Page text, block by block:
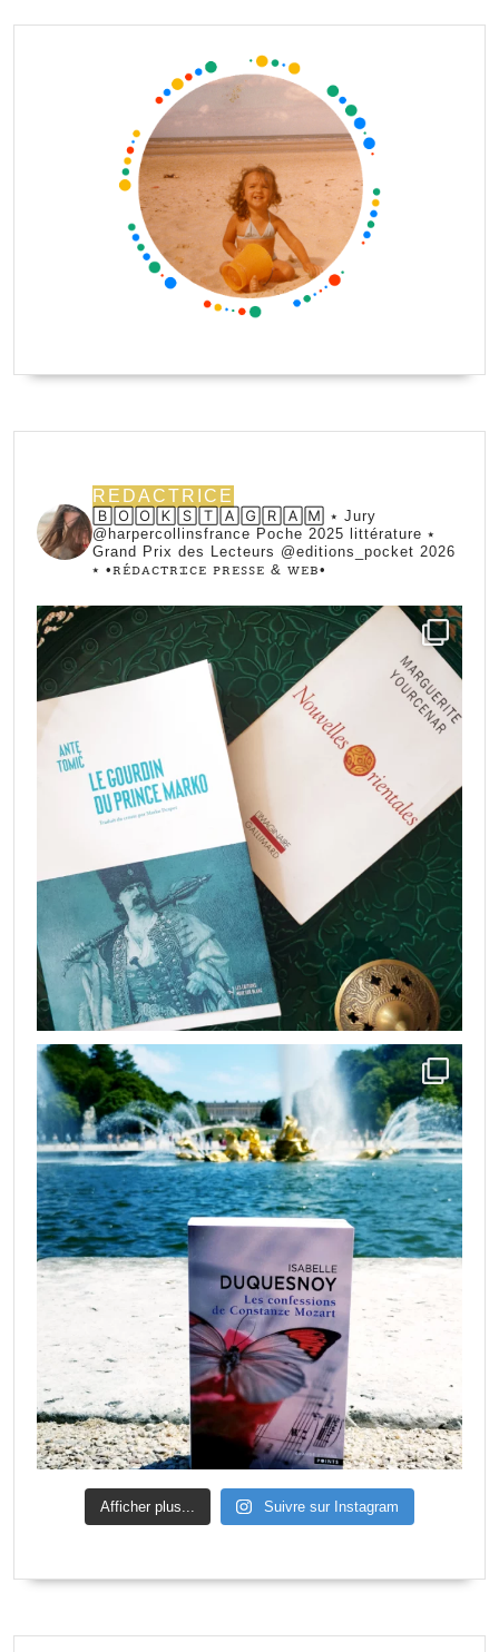
REDACTRICE
🄱🄾🄾🄺🅂🅃🄰🄶🅁🄰🄼 ⭑ Jury
@harpercollinsfrance Poche 2025 littérature ⭑
Grand Prix des Lecteurs @editions_pocket 2026
⭑ •ꭱꭼ́ꭰꭺꮯꭲꭱꮖꮯꭼ ꮲꭱꭼꮪꮪꭼ & ꮃꭼᏼ•
Afficher plus... Suivre sur Instagram